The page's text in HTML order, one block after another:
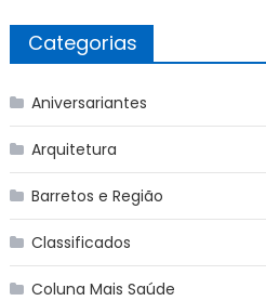
Categorias
Aniversariantes
Arquitetura
Barretos e Região
Classificados
Coluna Mais Saúde